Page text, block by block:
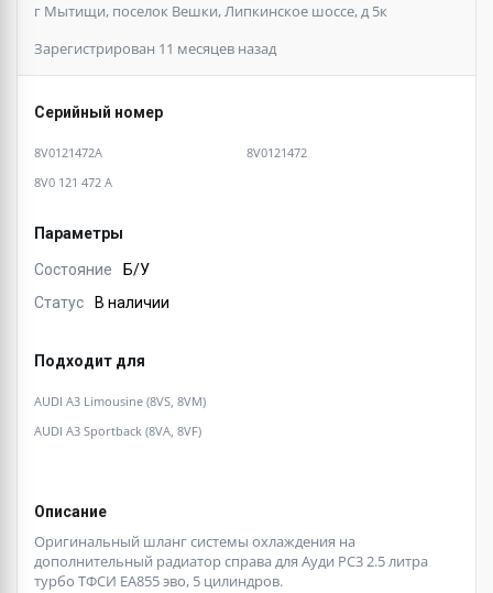
г Мытищи, поселок Вешки, Липкинское шоссе, д 5к
Зарегистрирован 11 месяцев назад
Серийный номер
8V0121472A
8V0121472
8V0 121 472 A
Параметры
Состояние
Б/У
Статус
В наличии
Подходит для
AUDI A3 Limousine (8VS, 8VM)
AUDI A3 Sportback (8VA, 8VF)
Описание
Оригинальный шланг системы охлаждения на
дополнительный радиатор справа для Ауди РС3 2.5 литра
турбо ТФСИ ЕА855 эво, 5 цилиндров.